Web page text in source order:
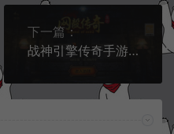
下一篇：
战神引擎传奇手游【1.80网毅传奇[白猪3.1]】1月最新整理Win一键服务端+GM授权后台+安卓苹果双端+详细搭建教程+视频教程